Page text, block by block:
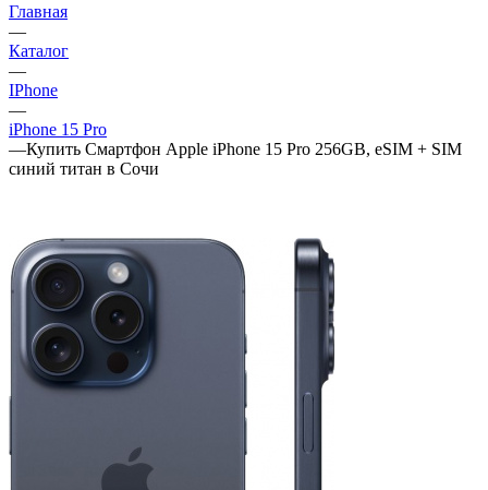
Главная
—
Каталог
—
IPhone
—
iPhone 15 Pro
—Купить Смартфон Apple iPhone 15 Pro 256GB, eSIM + SIM
синий титан в Сочи